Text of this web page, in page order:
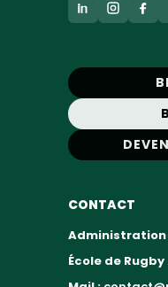
CONTACT
Administration
École de Rugby